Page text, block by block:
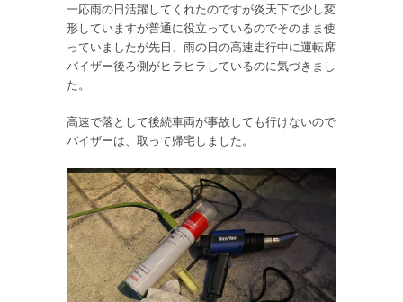
一応雨の日活躍してくれたのですが炎天下で少し変
形していますが普通に役立っているのでそのまま使
っていましたが先日、雨の日の高速走行中に運転席
バイザー後ろ側がヒラヒラしているのに気づきまし
た。
高速で落として後続車両が事故しても行けないので
バイザーは、取って帰宅しました。